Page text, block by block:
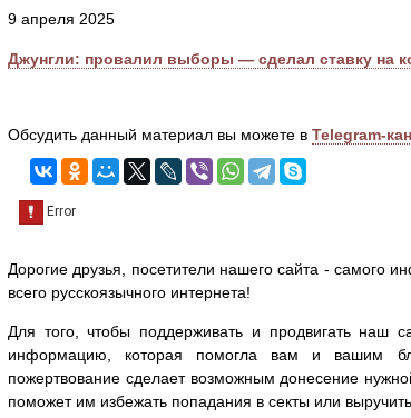
9 апреля 2025
Джунгли: провалил выборы — сделал ставку на
Обсудить данный материал вы можете в Telegram-
Дорогие друзья, посетители нашего сайта - самого
всего русскоязычного интернета!
Для того, чтобы поддерживать и продвигать наш
информацию, которая помогла вам и вашим
пожертвование сделает возможным донесение
поможет им избежать попадания в секты или